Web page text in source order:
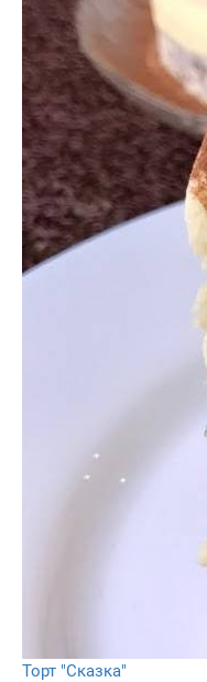
Торт "Сказка"